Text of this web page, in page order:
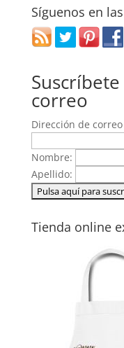
Síguenos en
correo
Dirección de
Nombre:
Apellido:
Tienda online